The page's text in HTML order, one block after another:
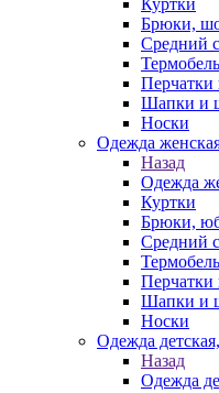
Куртки
Брюки,
Средний
Перчатки
Шапки и
Носки
Одежда
Назад
Одежда
Куртки
Брюки,
Средний
Перчатки
Шапки и
Носки
Одежда
Назад
Одежда